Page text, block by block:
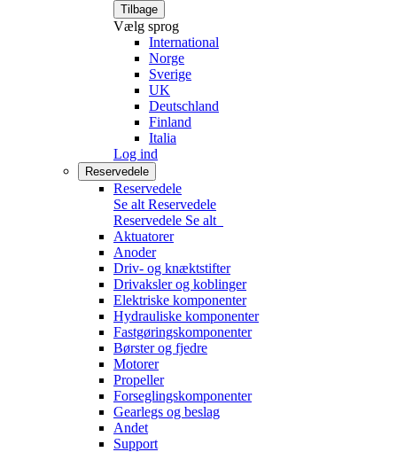
Tilbage
Vælg sprog
International
Norge
Sverige
UK
Deutschland
Finland
Italia
Log ind
Reservedele
Reservedele
Se alt Reservedele
Reservedele Se alt
Aktuatorer
Anoder
Driv- og knæktstifter
Drivaksler og koblinger
Elektriske komponenter
Hydrauliske komponenter
Fastgøringskomponenter
Børster og fjedre
Motorer
Propeller
Forseglingskomponenter
Gearlegs og beslag
Andet
Support